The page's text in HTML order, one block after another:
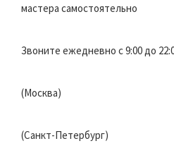
мастера самостоятельно
Звоните ежедневно с 9:00 до
(Москва)
(Санкт-Петербург)